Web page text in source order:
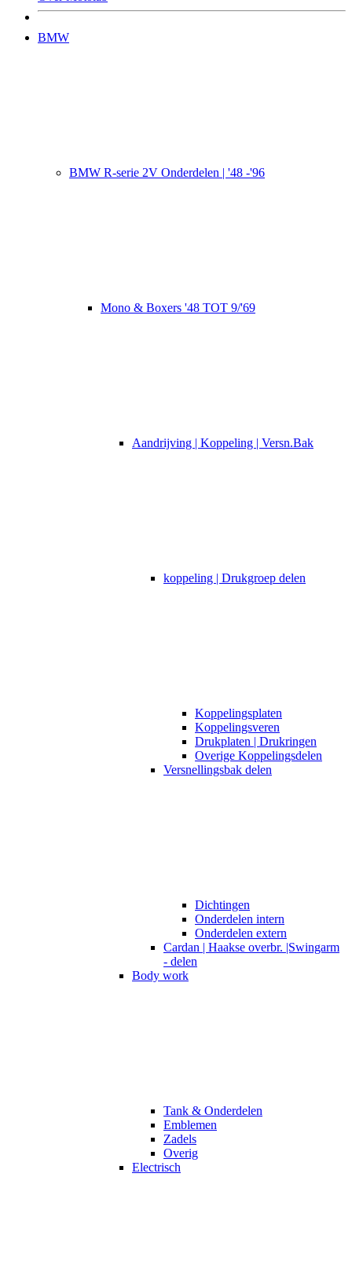
BMW
BMW R-serie 2V Onderdelen | '48 -'96
Mono & Boxers '48 TOT 9/'69
Aandrijving | Koppeling | Versn.Bak
koppeling | Drukgroep delen
Koppelingsplaten
Koppelingsveren
Drukplaten | Drukringen
Overige Koppelingsdelen
Versnellingsbak delen
Dichtingen
Onderdelen intern
Onderdelen extern
Cardan | Haakse overbr. |Swingarm
- delen
Body work
Tank & Onderdelen
Emblemen
Zadels
Overig
Electrisch